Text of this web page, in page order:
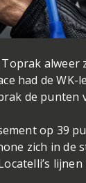
had de
de punten
op 39
zich in
lijnen